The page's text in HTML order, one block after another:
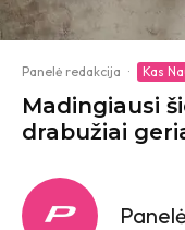
Panelė redakcija · Kas
Madingiausi
drabužiai